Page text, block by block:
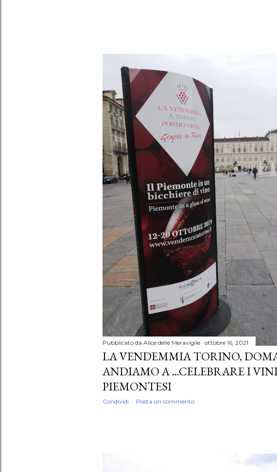
Pubblicato da Alice delle Meraviglie ottobre 16, 2021
LA VENDEMMIA TORINO,
ANDIAMO A ...CELEBRARE I
PIEMONTESI
Condividi Posta un commento